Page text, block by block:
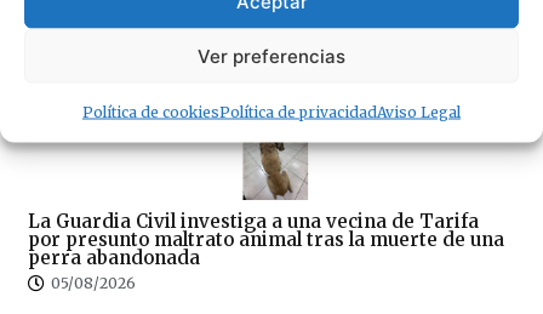
Ver preferencias
Política de cookiesPolítica de privacidadAviso Legal
freestyle con solo 12 años
La Guardia Civil investiga a una vecina de Tarifa
por presunto maltrato animal tras la muerte de una
perra abandonada
05/08/2026